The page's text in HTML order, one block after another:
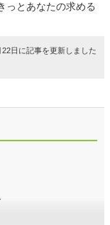
っとあなたの求める
日に記事を更新しました